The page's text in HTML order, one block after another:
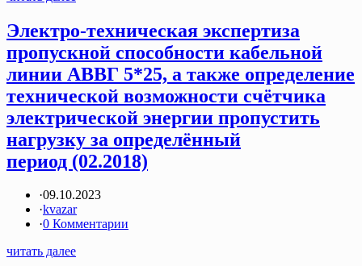
Электро-техническая экспертиза
пропускной способности кабельной
линии АВВГ 5*25, а также определение
технической возможности счётчика
электрической энергии пропустить
нагрузку за определённый
период (02.2018)
·09.10.2023
·kvazar
·0 Комментарии
читать далее